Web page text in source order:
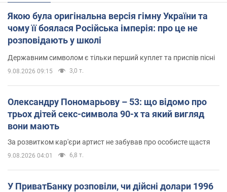
Якою була оригінальна версія гімну України та
чому її боялася Російська імперія: про це не
розповідають у школі
Державним символом є тільки перший куплет та приспів пісні
9.08.2026 09:15 3,0 т.
Олександру Пономарьову – 53: що відомо про
трьох дітей секс-символа 90-х та який вигляд
вони мають
За розвитком кар'єри артист не забував про особисте щастя
9.08.2026 04:01 6,8 т.
У ПриватБанку розповіли, чи дійсні долари 1996